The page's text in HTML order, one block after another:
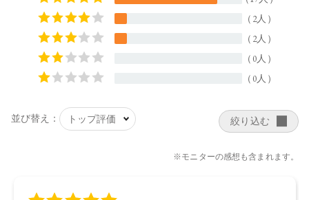
【お召し上がり方】
1日6粒を目安にそのまま口の中で噛むか舐めて溶かす、また
は約150mLの水などと一緒にお召し上がりください。
63g(350mg×180粒）
【特定原材料に準ずるもの】